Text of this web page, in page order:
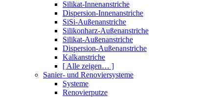
Silikat-Innenanstriche
Dispersion-Innenanstriche
SiSi-Außenanstriche
Silikonharz-Außenanstriche
Silikat-Außenanstriche
Dispersion-Außenanstriche
Kalkanstriche
[ Alle zeigen… ]
Sanier- und Renoviersysteme
Systeme
Renovierputze